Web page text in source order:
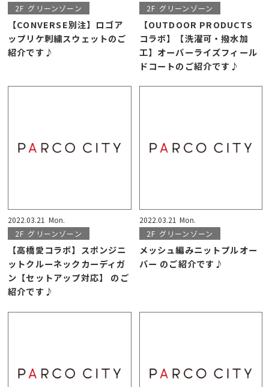
2F グリーンゾーン
【CONVERSE別注】ロゴア
ップリケ刺繍スウェットのご
紹介です♪
2F グリーンゾーン
【OUTDOOR PRODUCTS
コラボ】【洗濯可・撥水加
工】オーバーライズフィール
ドコートのご紹介です♪
2022.03.21 Mon.
2F グリーンゾーン
【高橋愛コラボ】スポンジニ
ットクルーネックカーディガ
ン【セットアップ対応】 のご
紹介です♪
2022.03.21 Mon.
2F グリーンゾーン
メッシュ編みニットプルオー
バー のご紹介です♪